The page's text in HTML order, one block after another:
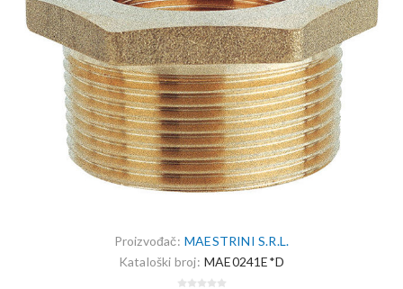
Proizvođač: MAESTRINI S.R.L.
Kataloški broj: MAE0241E*D